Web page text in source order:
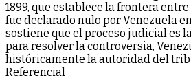
1899, que establece la frontera
fue declarado nulo por Venezuela
sostiene que el proceso judicial es
para resolver la controversia,
históricamente la autoridad del
Referencial